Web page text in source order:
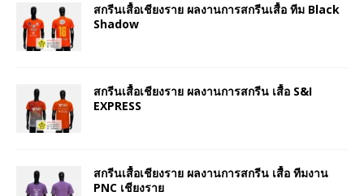
สกรีนเสื้อเชียงราย ผลงานการสกรีนเสื้อ ทีม Black
Shadow
สกรีนเสื้อเชียงราย ผลงานการสกรีน เสื้อ S&I
EXPRESS
สกรีนเสื้อเชียงราย ผลงานการสกรีน เสื้อ ทีมงาน
PNC เชียงราย